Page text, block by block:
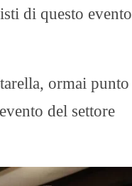
di questo evento
ormai punto
del settore